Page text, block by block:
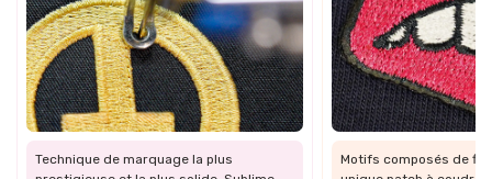
Technique de marquage la plus
Motifs composés de